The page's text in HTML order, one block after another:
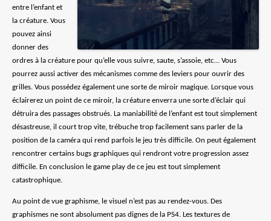
entre l’enfant et
la créature. Vous
pouvez ainsi
donner des
ordres à la créature pour qu’elle vous suivre, saute, s’assoie, etc… Vous
pourrez aussi activer des mécanismes comme des leviers pour ouvrir des
grilles. Vous possédez également une sorte de miroir magique. Lorsque vous
éclairerez un point de ce miroir, la créature enverra une sorte d’éclair qui
détruira des passages obstrués. La maniabilité de l’enfant est tout simplement
désastreuse, il court trop vite, trébuche trop facilement sans parler de la
position de la caméra qui rend parfois le jeu très difficile. On peut également
rencontrer certains bugs graphiques qui rendront votre progression assez
difficile. En conclusion le game play de ce jeu est tout simplement
catastrophique.
Au point de vue graphisme, le visuel n’est pas au rendez-vous. Des
graphismes ne sont absolument pas dignes de la PS4. Les textures de